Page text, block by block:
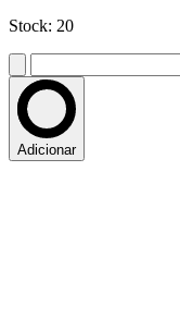
Stock: 20
Adicionar